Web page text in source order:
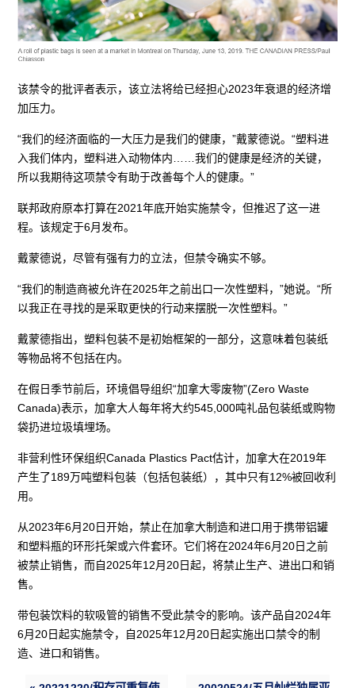
该禁令的批评者表示，该立法将给已经担心2023年衰退的经济增
加压力。
“我们的经济面临的一大压力是我们的健康，”戴蒙德说。“塑料进
入我们体内，塑料进入动物体内……我们的健康是经济的关键，
所以我期待这项禁令有助于改善每个人的健康。”
联邦政府原本打算在2021年底开始实施禁令，但推迟了这一进
程。该规定于6月发布。
戴蒙德说，尽管有强有力的立法，但禁令确实不够。
“我们的制造商被允许在2025年之前出口一次性塑料，”她说。“所
以我正在寻找的是采取更快的行动来摆脱一次性塑料。”
戴蒙德指出，塑料包装不是初始框架的一部分，这意味着包装纸
等物品将不包括在内。
在假日季节前后，环境倡导组织“加拿大零废物”(Zero Waste
Canada)表示，加拿大人每年将大约545,000吨礼品包装纸或购物
袋扔进垃圾填埋场。
非营利性环保组织Canada Plastics Pact估计，加拿大在2019年
产生了189万吨塑料包装（包括包装纸），其中只有12%被回收利
用。
从2023年6月20日开始，禁止在加拿大制造和进口用于携带铝罐
和塑料瓶的环形托架或六件套环。它们将在2024年6月20日之前
被禁止销售，而自2025年12月20日起，将禁止生产、进出口和销
售。
带包装饮料的软吸管的销售不受此禁令的影响。该产品自2024年
6月20日起实施禁令，自2025年12月20日起实施出口禁令的制
造、进口和销售。